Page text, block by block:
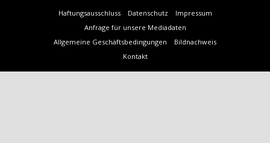
Haftungsausschluss Datenschutz
Impressum
Anfrage für unsere Mediadaten
Allgemeine Geschäftsbedingungen
Bildnachweis
Kontakt